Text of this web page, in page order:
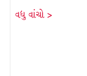
વધુ વાંચો >